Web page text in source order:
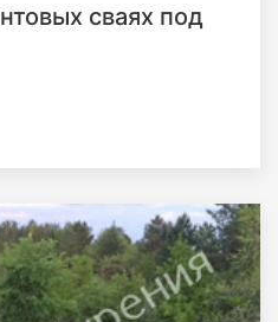
сваях под